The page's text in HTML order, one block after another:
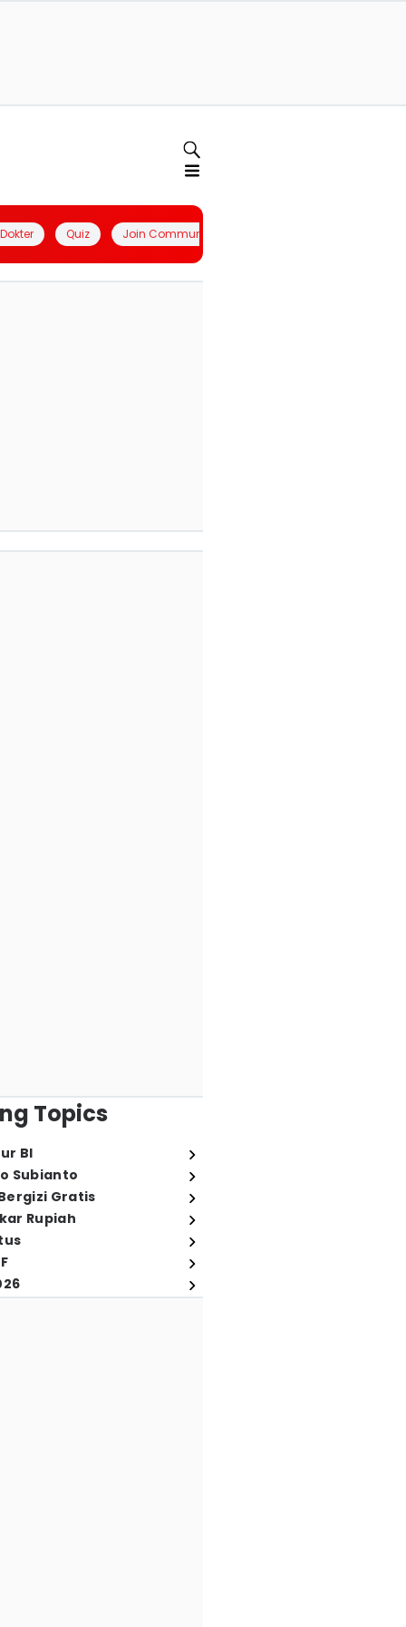
Quiz Join Community
Topics
BI
Subianto
Gratis
Rupiah